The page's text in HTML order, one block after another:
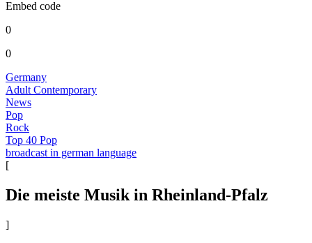
Embed code
0
0
Germany
Adult Contemporary
News
Pop
Rock
Top 40 Pop
broadcast in german language
[
Die meiste Musik in Rheinland-Pfalz
]